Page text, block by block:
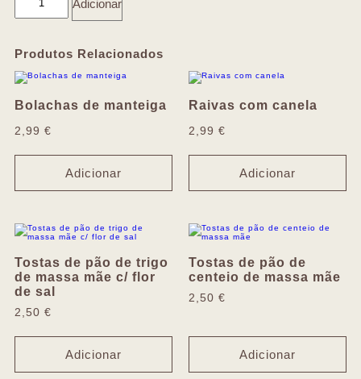
Adicionar
Produtos Relacionados
Bolachas de manteiga
2,99 €
Adicionar
Raivas com canela
2,99 €
Adicionar
Tostas de pão de trigo
de massa mãe c/ flor
de sal
2,50 €
Adicionar
Tostas de pão de
centeio de massa mãe
2,50 €
Adicionar